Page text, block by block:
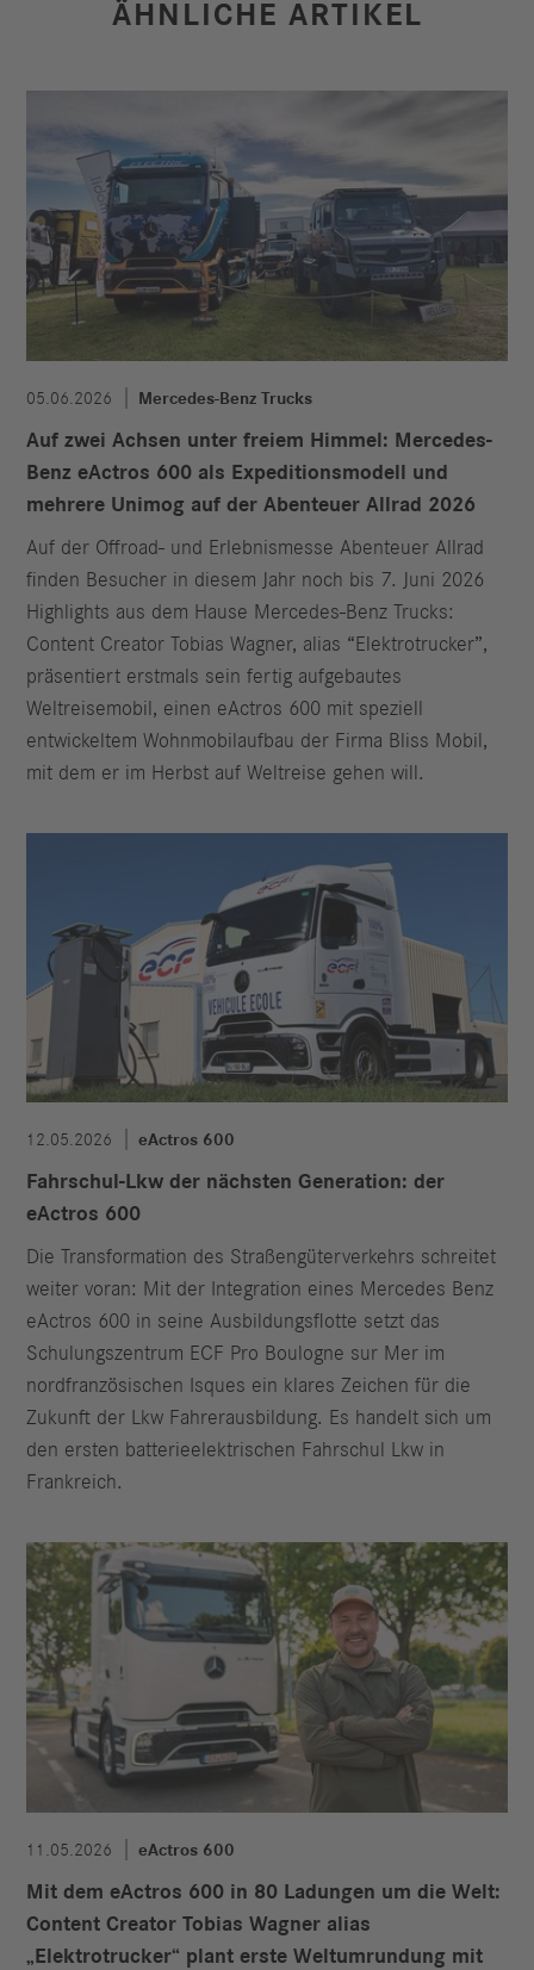
ÄHNLICHE ARTIKEL
05.06.2026 Mercedes-Benz Trucks
Auf zwei Achsen unter freiem Himmel: Mercedes-
Benz eActros 600 als Expeditionsmodell und
mehrere Unimog auf der Abenteuer Allrad 2026
Auf der Offroad‑ und Erlebnismesse Abenteuer Allrad
finden Besucher in diesem Jahr noch bis 7. Juni 2026
Highlights aus dem Hause Mercedes-Benz Trucks:
Content Creator Tobias Wagner, alias “Elektrotrucker”,
präsentiert erstmals sein fertig aufgebautes
Weltreisemobil, einen eActros 600 mit speziell
entwickeltem Wohnmobilaufbau der Firma Bliss Mobil,
mit dem er im Herbst auf Weltreise gehen will.
12.05.2026 eActros 600
Fahrschul-Lkw der nächsten Generation: der
eActros 600
Die Transformation des Straßengüterverkehrs schreitet
weiter voran: Mit der Integration eines Mercedes Benz
eActros 600 in seine Ausbildungsflotte setzt das
Schulungszentrum ECF Pro Boulogne sur Mer im
nordfranzösischen Isques ein klares Zeichen für die
Zukunft der Lkw Fahrerausbildung. Es handelt sich um
den ersten batterieelektrischen Fahrschul Lkw in
Frankreich.
11.05.2026 eActros 600
Mit dem eActros 600 in 80 Ladungen um die Welt:
Content Creator Tobias Wagner alias
„Elektrotrucker“ plant erste Weltumrundung mit